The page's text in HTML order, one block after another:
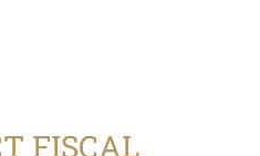
FISCAL